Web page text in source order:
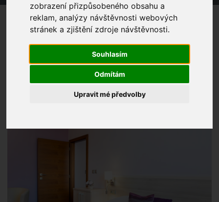
zobrazení přizpůsobeného obsahu a
reklam, analýzy návštěvnosti webových
stránek a zjištění zdroje návštěvnosti.
Souhlasím
Odmítám
Upravit mé předvolby